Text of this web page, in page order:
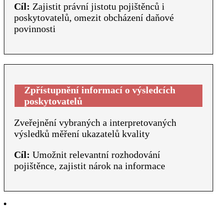
Cíl: Zajistit právní jistotu pojištěnců i
poskytovatelů, omezit obcházení daňové
povinnosti
Zpřístupnění informací o výsledcích
poskytovatelů
Zveřejnění vybraných a interpretovaných
výsledků měření ukazatelů kvality
Cíl: Umožnit relevantní rozhodování
pojištěnce, zajistit nárok na informace